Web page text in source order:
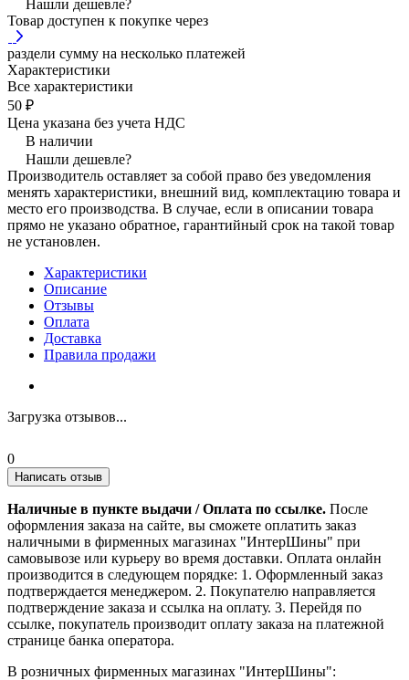
Нашли дешевле?
Товар доступен к покупке через
раздели сумму на несколько платежей
Характеристики
Все характеристики
50 ₽
Цена указана без учета НДС
В наличии
Нашли дешевле?
Производитель оставляет за собой право без уведомления
менять характеристики, внешний вид, комплектацию товара и
место его производства. В случае, если в описании товара
прямо не указано обратное, гарантийный срок на такой товар
не установлен.
Характеристики
Описание
Отзывы
Оплата
Доставка
Правила продажи
Загрузка отзывов...
0
Написать отзыв
Наличные в пункте выдачи / Оплата по ссылке. После
оформления заказа на сайте, вы сможете оплатить заказ
наличными в фирменных магазинах "ИнтерШины" при
самовывозе или курьеру во время доставки. Оплата онлайн
производится в следующем порядке: 1. Оформленный заказ
подтверждается менеджером. 2. Покупателю направляется
подтверждение заказа и ссылка на оплату. 3. Перейдя по
ссылке, покупатель производит оплату заказа на платежной
странице банка оператора.
В розничных фирменных магазинах "ИнтерШины":